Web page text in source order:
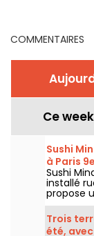
COMMENTAIRES
Ce
Sushi
à Paris
Sushi
installé
propose
gyozas,
Trois
été,